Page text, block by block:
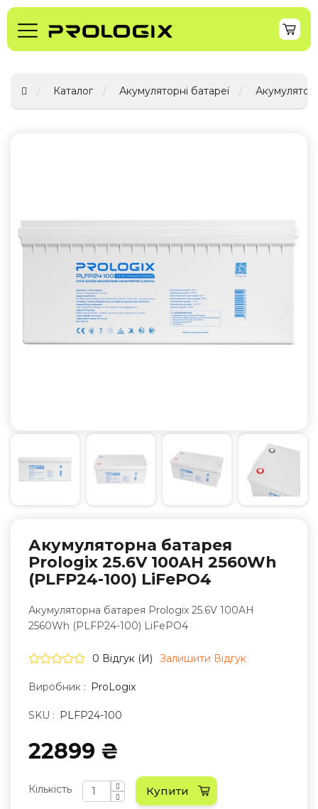
Каталог Акумуляторні батареї
Акумуляторна батарея
Prologix 25.6V 100AH 2560Wh
(PLFP24-100) LiFePO4
Акумуляторна батарея Prologix 25.6V 100AH
2560Wh (PLFP24-100) LiFePO4
0 Відгук (и) Залишити Вiдгук
Виробник : ProLogix
SKU : PLFP24-100
22899 ₴
Кількість Купити